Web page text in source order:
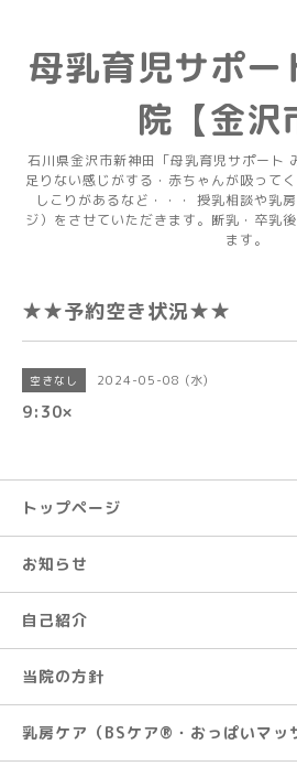
母乳育児サポー
院【金沢
石川県金沢市新神田「母乳育児サポート
足りない感じがする・赤ちゃんが吸って
しこりがあるなど・・・ 授乳相談や乳
ジ）をさせていただきます。断乳・卒乳
ます。
★★予約空き状況★★
空きなし 2024-05-08 (水)
9:30×
トップページ
お知らせ
自己紹介
当院の方針
乳房ケア（BSケア®︎・おっぱいマッ